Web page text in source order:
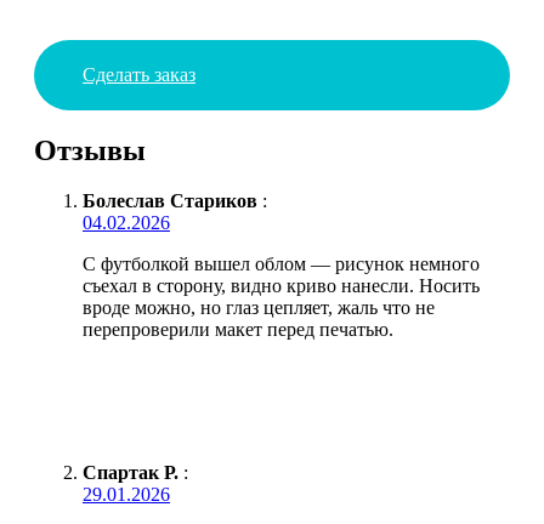
Сделать заказ
Отзывы
Болеслав Стариков :
04.02.2026
С футболкой вышел облом — рисунок немного
съехал в сторону, видно криво нанесли. Носить
вроде можно, но глаз цепляет, жаль что не
перепроверили макет перед печатью.
Спартак Р. :
29.01.2026